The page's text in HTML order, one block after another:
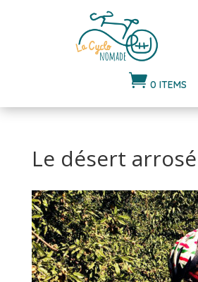
 0 ITEMS
Le désert arrosé